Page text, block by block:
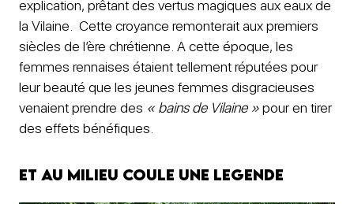
explication, prêtant des vertus magiques aux eaux de
la Vilaine. Cette croyance remonterait aux premiers
siècles de l’ère chrétienne. A cette époque, les
femmes rennaises étaient tellement réputées pour
leur beauté que les jeunes femmes disgracieuses
venaient prendre des « bains de Vilaine »pour en tirer
des effets bénéfiques.
Et au milieu coule une legende